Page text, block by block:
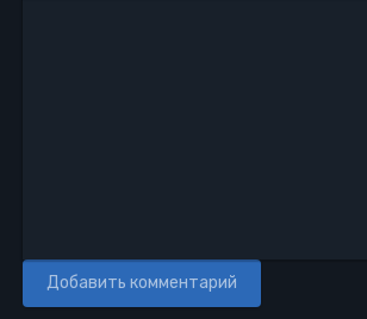
Добавить комментарий